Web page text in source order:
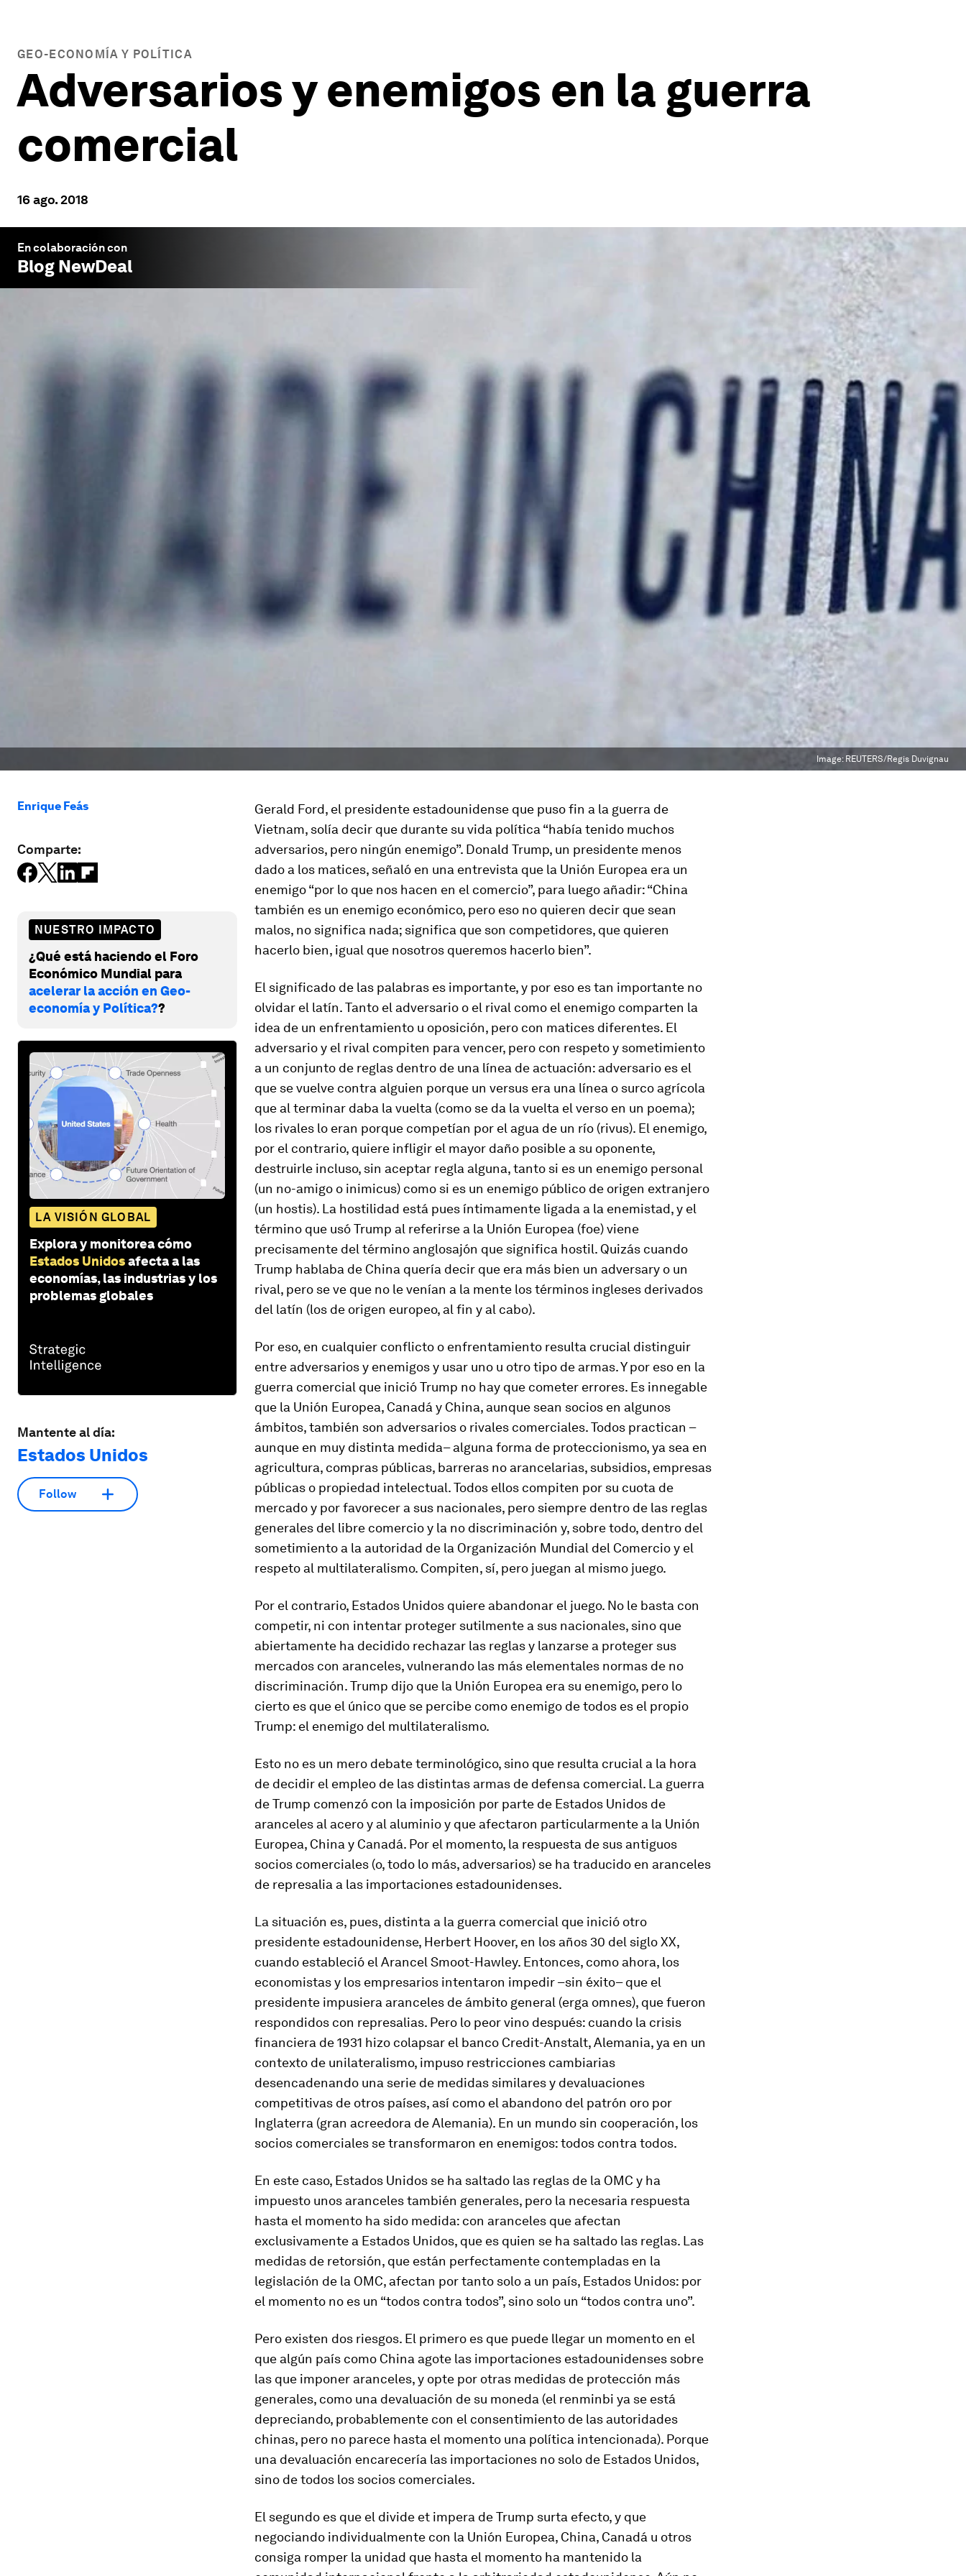
GEO-ECONOMÍA Y POLÍTICA
Adversarios y enemigos en la guerra
comercial
16 ago. 2018
En colaboración con
Blog NewDeal
Image: REUTERS/Regis Duvignau
Enrique Feás
Comparte:
NUESTRO IMPACTO
¿Qué está haciendo el Foro
Económico Mundial para
acelerar la acción en Geo-
economía y Política??
LA VISIÓN GLOBAL
Explora y monitorea cómo
Estados Unidosafecta a las
economías, las industrias y los
problemas globales
Mantente al día:
Estados Unidos
Follow
Gerald Ford, el presidente estadounidense que puso fin a la guerra de
Vietnam, solía decir que durante su vida política “había tenido muchos
adversarios, pero ningún enemigo”. Donald Trump, un presidente menos
dado a los matices, señaló en una entrevista que la Unión Europea era un
enemigo “por lo que nos hacen en el comercio”, para luego añadir: “China
también es un enemigo económico, pero eso no quieren decir que sean
malos, no significa nada; significa que son competidores, que quieren
hacerlo bien, igual que nosotros queremos hacerlo bien”.
El significado de las palabras es importante, y por eso es tan importante no
olvidar el latín. Tanto el adversario o el rival como el enemigo comparten la
idea de un enfrentamiento u oposición, pero con matices diferentes. El
adversario y el rival compiten para vencer, pero con respeto y sometimiento
a un conjunto de reglas dentro de una línea de actuación: adversario es el
que se vuelve contra alguien porque un versus era una línea o surco agrícola
que al terminar daba la vuelta (como se da la vuelta el verso en un poema);
los rivales lo eran porque competían por el agua de un río (rivus). El enemigo,
por el contrario, quiere infligir el mayor daño posible a su oponente,
destruirle incluso, sin aceptar regla alguna, tanto si es un enemigo personal
(un no-amigo o inimicus) como si es un enemigo público de origen extranjero
(un hostis). La hostilidad está pues íntimamente ligada a la enemistad, y el
término que usó Trump al referirse a la Unión Europea (foe) viene
precisamente del término anglosajón que significa hostil. Quizás cuando
Trump hablaba de China quería decir que era más bien un adversary o un
rival, pero se ve que no le venían a la mente los términos ingleses derivados
del latín (los de origen europeo, al fin y al cabo).
Por eso, en cualquier conflicto o enfrentamiento resulta crucial distinguir
entre adversarios y enemigos y usar uno u otro tipo de armas. Y por eso en la
guerra comercial que inició Trump no hay que cometer errores. Es innegable
que la Unión Europea, Canadá y China, aunque sean socios en algunos
ámbitos, también son adversarios o rivales comerciales. Todos practican –
aunque en muy distinta medida– alguna forma de proteccionismo, ya sea en
agricultura, compras públicas, barreras no arancelarias, subsidios, empresas
públicas o propiedad intelectual. Todos ellos compiten por su cuota de
mercado y por favorecer a sus nacionales, pero siempre dentro de las reglas
generales del libre comercio y la no discriminación y, sobre todo, dentro del
sometimiento a la autoridad de la Organización Mundial del Comercio y el
respeto al multilateralismo. Compiten, sí, pero juegan al mismo juego.
Por el contrario, Estados Unidos quiere abandonar el juego. No le basta con
competir, ni con intentar proteger sutilmente a sus nacionales, sino que
abiertamente ha decidido rechazar las reglas y lanzarse a proteger sus
mercados con aranceles, vulnerando las más elementales normas de no
discriminación. Trump dijo que la Unión Europea era su enemigo, pero lo
cierto es que el único que se percibe como enemigo de todos es el propio
Trump: el enemigo del multilateralismo.
Esto no es un mero debate terminológico, sino que resulta crucial a la hora
de decidir el empleo de las distintas armas de defensa comercial. La guerra
de Trump comenzó con la imposición por parte de Estados Unidos de
aranceles al acero y al aluminio y que afectaron particularmente a la Unión
Europea, China y Canadá. Por el momento, la respuesta de sus antiguos
socios comerciales (o, todo lo más, adversarios) se ha traducido en aranceles
de represalia a las importaciones estadounidenses.
La situación es, pues, distinta a la guerra comercial que inició otro
presidente estadounidense, Herbert Hoover, en los años 30 del siglo XX,
cuando estableció el Arancel Smoot-Hawley. Entonces, como ahora, los
economistas y los empresarios intentaron impedir –sin éxito– que el
presidente impusiera aranceles de ámbito general (erga omnes), que fueron
respondidos con represalias. Pero lo peor vino después: cuando la crisis
financiera de 1931 hizo colapsar el banco Credit-Anstalt, Alemania, ya en un
contexto de unilateralismo, impuso restricciones cambiarias
desencadenando una serie de medidas similares y devaluaciones
competitivas de otros países, así como el abandono del patrón oro por
Inglaterra (gran acreedora de Alemania). En un mundo sin cooperación, los
socios comerciales se transformaron en enemigos: todos contra todos.
En este caso, Estados Unidos se ha saltado las reglas de la OMC y ha
impuesto unos aranceles también generales, pero la necesaria respuesta
hasta el momento ha sido medida: con aranceles que afectan
exclusivamente a Estados Unidos, que es quien se ha saltado las reglas. Las
medidas de retorsión, que están perfectamente contempladas en la
legislación de la OMC, afectan por tanto solo a un país, Estados Unidos: por
el momento no es un “todos contra todos”, sino solo un “todos contra uno”.
Pero existen dos riesgos. El primero es que puede llegar un momento en el
que algún país como China agote las importaciones estadounidenses sobre
las que imponer aranceles, y opte por otras medidas de protección más
generales, como una devaluación de su moneda (el renminbi ya se está
depreciando, probablemente con el consentimiento de las autoridades
chinas, pero no parece hasta el momento una política intencionada). Porque
una devaluación encarecería las importaciones no solo de Estados Unidos,
sino de todos los socios comerciales.
El segundo es que el divide et impera de Trump surta efecto, y que
negociando individualmente con la Unión Europea, China, Canadá u otros
consiga romper la unidad que hasta el momento ha mantenido la